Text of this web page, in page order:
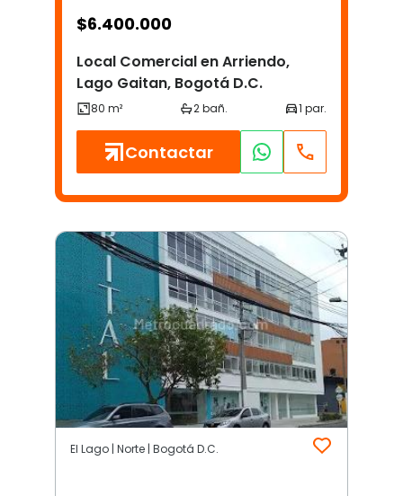
$6.400.000
Local Comercial en Arriendo,
Lago Gaitan, Bogotá D.C.
Contactar
El Lago | Norte | Bogotá D.C.